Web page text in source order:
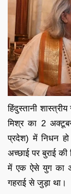
हिंदुस्तानी
मिश्र का 2
प्रदेश) में निधन
अच्छाई पर बुराई
में एक ऐसे युग का
गहराई से जुड़ा था।